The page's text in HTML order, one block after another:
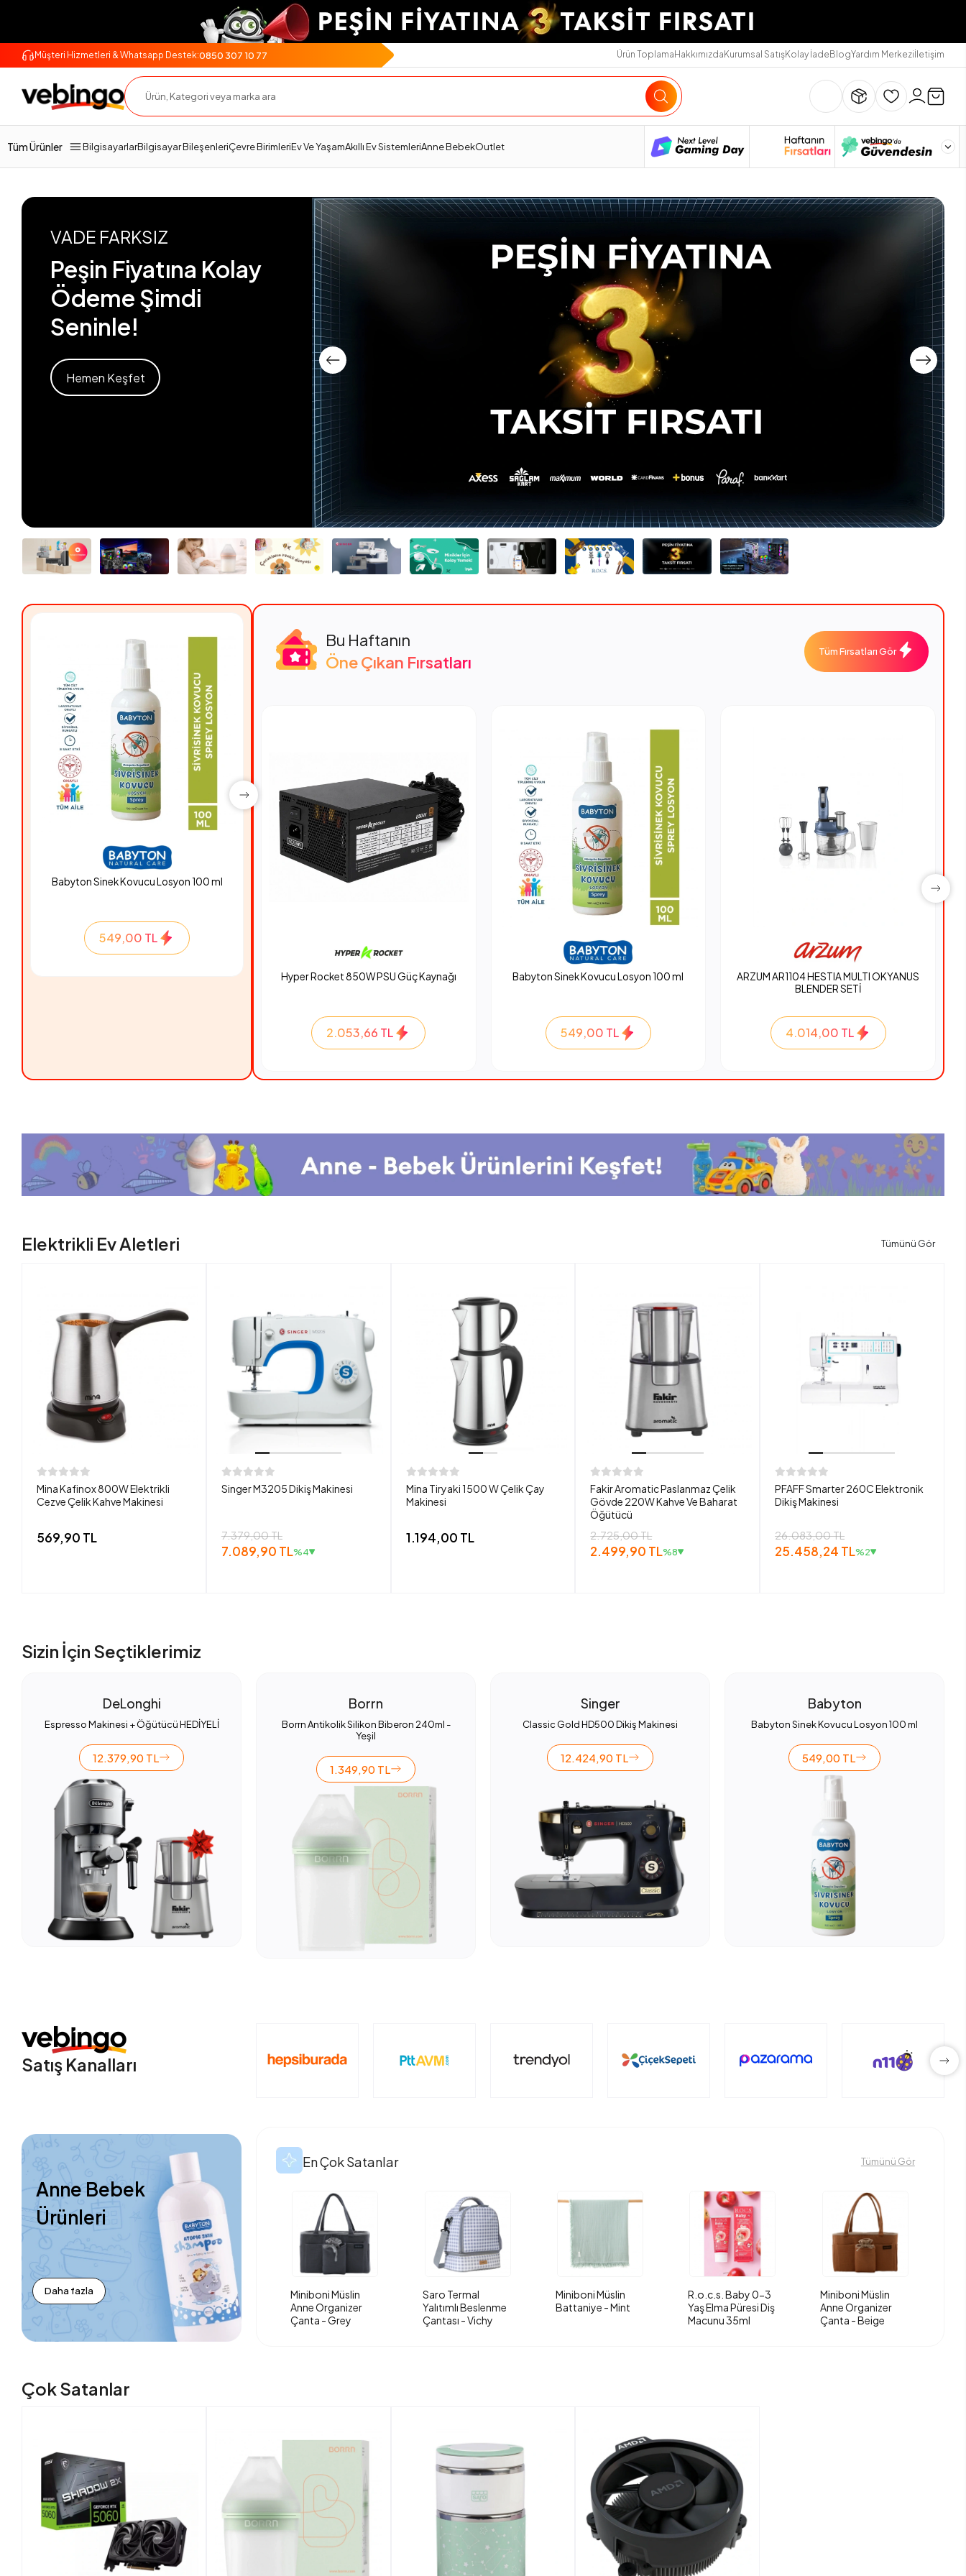
Müşteri Hizmetleri & Whatsapp Destek:0850 307 10 77 Ürün ToplamaHakkımızdaKurumsal SatışKolay İadeBlogYardım Merkeziİletişim
Tüm Ürünler BilgisayarlarBilgisayar BileşenleriÇevre BirimleriEv Ve YaşamAkıllı Ev SistemleriAnne BebekOutlet
VADE FARKSIZ
Peşin Fiyatına Kolay
Ödeme Şimdi
Seninle!
Hemen Keşfet
Babyton Sinek Kovucu Losyon 100 ml
549,00 TL
Hyper Rocket 850W PSU Güç Kaynağı
Bu Haftanın
Öne Çıkan Fırsatları
Tüm Fırsatları Gör
Hyper Rocket 850W PSU Güç Kaynağı
2.053,66 TL
Babyton Sinek Kovucu Losyon 100 ml
549,00 TL
ARZUM AR1104 HESTIA MULTI OKYANUS
BLENDER SETİ
4.014,00 TL
Elektrikli Ev Aletleri Tümünü Gör
Mina Kafinox 800W Elektrikli
Cezve Çelik Kahve Makinesi
569,90 TL
Singer M3205 Dikiş Makinesi
7.379,00 TL
7.089,90 TL%4
Mina Tiryaki 1500 W Çelik Çay
Makinesi
1.194,00 TL
Fakir Aromatic Paslanmaz Çelik
Gövde 220W Kahve Ve Baharat
Öğütücü
2.725,00 TL
2.499,90 TL%8
PFAFF Smarter 260C Elektronik
Dikiş Makinesi
26.083,00 TL
25.458,24 TL%2
Sizin İçin Seçtiklerimiz
DeLonghi
Espresso Makinesi + Öğütücü HEDİYELİ
12.379,90 TL
Borrn
Borrn Antikolik Silikon Biberon 240ml -
Yeşil
1.349,90 TL
Singer
Classic Gold HD500 Dikiş Makinesi
12.424,90 TL
Babyton
Babyton Sinek Kovucu Losyon 100 ml
549,00 TL
Satış Kanalları
Anne Bebek
Ürünleri
Daha fazla
En Çok Satanlar Tümünü Gör
Miniboni Müslin
Anne Organizer
Çanta - Grey
Saro Termal
Yalıtımlı Beslenme
Çantası - Vichy
Miniboni Müslin
Battaniye - Mint
R.o.c.s. Baby 0-3
Yaş Elma Püresi Diş
Macunu 35ml
Miniboni Müslin
Anne Organizer
Çanta - Beige
Çok Satanlar